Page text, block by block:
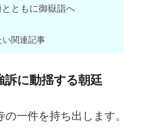
ともに御嶽詣へ
い関連記事
訴に動揺する朝廷
一件を持ち出します。